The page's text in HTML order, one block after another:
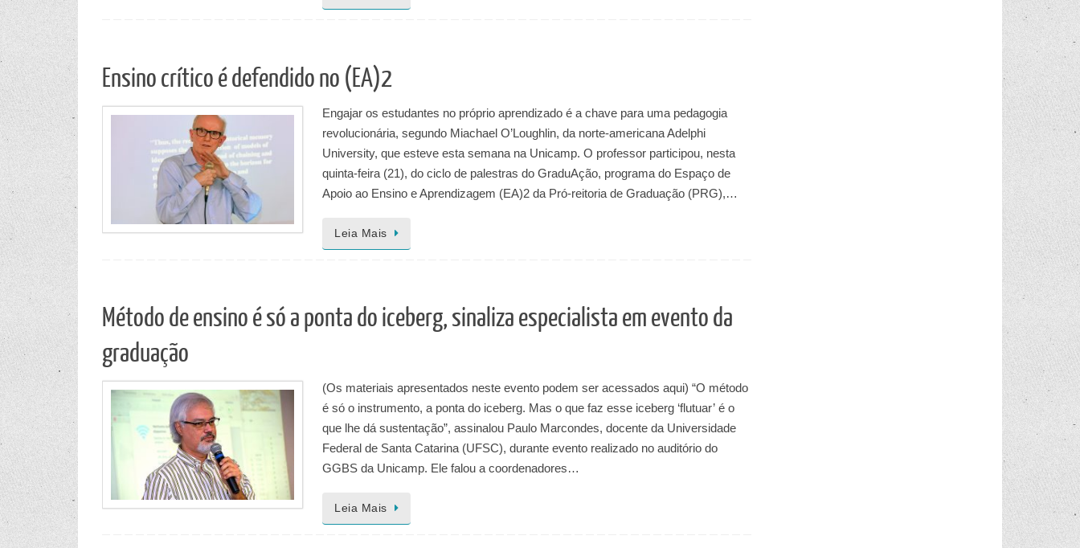
Ensino crítico é defendido no (EA)2
Engajar os estudantes no próprio aprendizado é a chave para uma pedagogia
revolucionária, segundo Miachael O’Loughlin, da norte-americana Adelphi
University, que esteve esta semana na Unicamp. O professor participou, nesta
quinta-feira (21), do ciclo de palestras do GraduAção, programa do Espaço de
Apoio ao Ensino e Aprendizagem (EA)2 da Pró-reitoria de Graduação (PRG),…
Leia Mais
Método de ensino é só a ponta do iceberg, sinaliza especialista em evento da
graduação
(Os materiais apresentados neste evento podem ser acessados aqui) “O método
é só o instrumento, a ponta do iceberg. Mas o que faz esse iceberg ‘flutuar’ é o
que lhe dá sustentação”, assinalou Paulo Marcondes, docente da Universidade
Federal de Santa Catarina (UFSC), durante evento realizado no auditório do
GGBS da Unicamp. Ele falou a coordenadores…
Leia Mais